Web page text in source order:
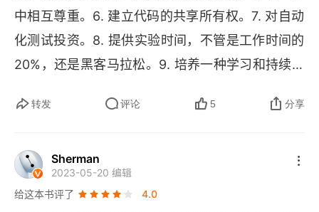
寻求利于学习的工作环境
3 定期调整优先级
简单易用的待办事项清单
中相互尊重。6. 建立代码的共享所有权。7. 对自动
化测试投资。8. 提供实验时间，不管是工作时间的
20%，还是黑客马拉松。9. 培养一种学习和持续改
转发 评论 5 分享
Sherman
2023-05-20 编辑
给这本书评了
4.0